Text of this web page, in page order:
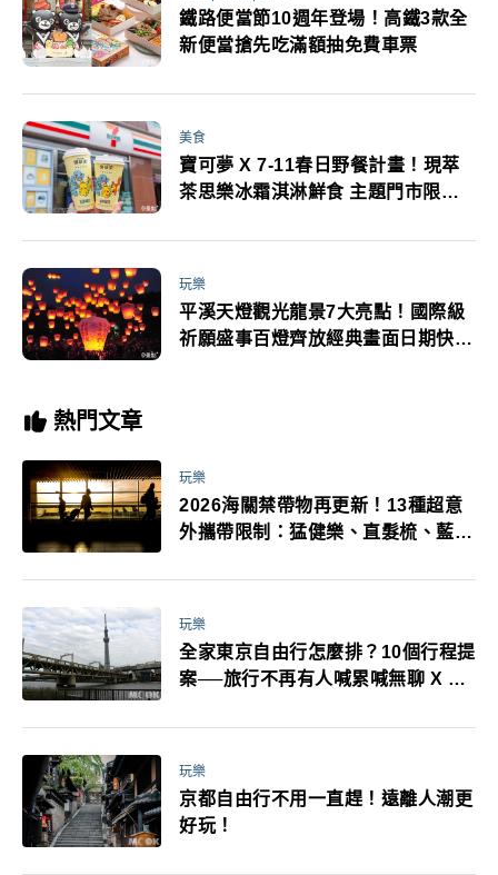
鐵路便當節10週年登場！高鐵3款全
新便當搶先吃滿額抽免費車票
美食
寶可夢 X 7-11春日野餐計畫！現萃
茶思樂冰霜淇淋鮮食 主題門市限定
玩樂
平溪天燈觀光龍景7大亮點！國際級
祈願盛事百燈齊放經典畫面日期快記
熱門文章
玩樂
2026海關禁帶物再更新！13種超意
外攜帶限制：猛健樂、直髮梳、藍牙
萬！注意事項一次看！
玩樂
全家東京自由行怎麼排？10個行程提
案──旅行不再有人喊累喊無聊 X 爸
玩樂
京都自由行不用一直趕！遠離人潮更
好玩！